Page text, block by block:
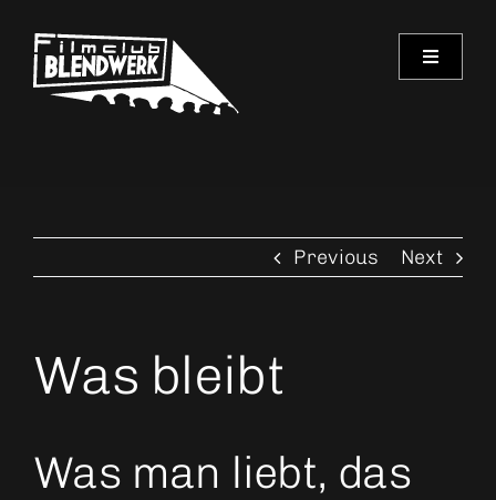
content
Toggle
Verein
Previous Next
Was bleibt
Was man liebt, das